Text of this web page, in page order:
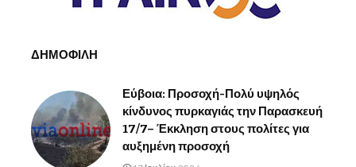
ΔΗΜΟΦΙΛΗ
Εύβοια: Προσοχή-Πολύ υψηλός
κίνδυνος πυρκαγιάς την Παρασκευή
17/7– Έκκληση στους πολίτες για
αυξημένη προσοχή